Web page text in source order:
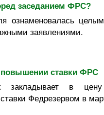
заседанием ФРС?
ознаменовалась
заявлениями.
ставки ФРС
закладывает в цену
Федрезервом в